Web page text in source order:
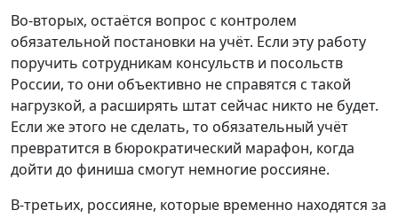
Во-вторых, остаётся вопрос с контролем
обязательной постановки на учёт. Если эту работу
поручить сотрудникам консульств и посольств
России, то они объективно не справятся с такой
нагрузкой, а расширять штат сейчас никто не будет.
Если же этого не сделать, то обязательный учёт
превратится в бюрократический марафон, когда
дойти до финиша смогут немногие россияне.
В-третьих, россияне, которые временно находятся за